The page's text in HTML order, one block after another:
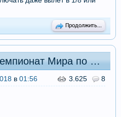
Продолжить...
Мира по футболу 2018. Группа B: превью и прогнозы
8
3.625
в 01:56